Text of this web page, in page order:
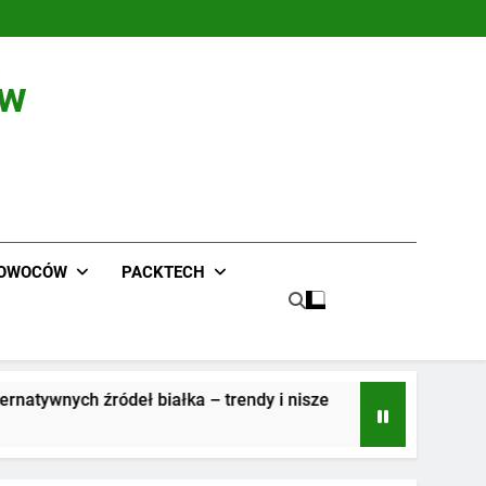
PACKTECH
białka – trendy i nisze
2 Lata Ago